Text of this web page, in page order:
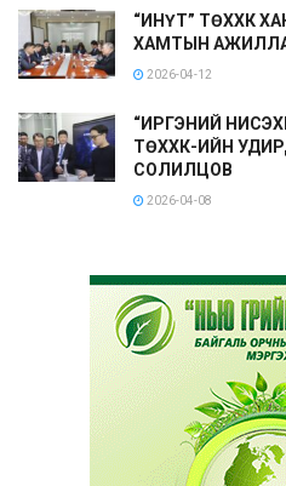
“ИНҮТ” ТӨХХК
ХАМТЫН
2026-04-12
“ИРГЭНИЙ
ТӨХХК-ИЙН
СОЛИЛЦОВ
2026-04-08